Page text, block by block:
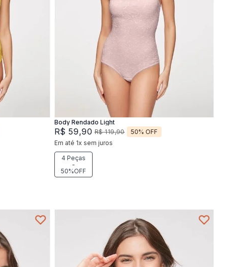
P M G
Adicionar na sacola
Body Rendado Light
R$ 59,90 R$ 119,90 50% OFF
Em até 1x sem juros
4 Peças
-
50%OFF